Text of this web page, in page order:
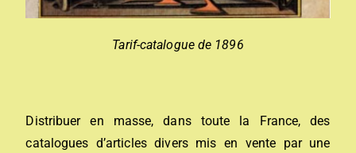
Tarif-catalogue de 1896
Distribuer en masse, dans toute la France, des
catalogues d’articles divers mis en vente par une